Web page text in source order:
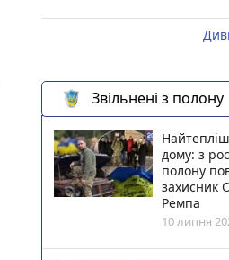
Звільнені з полону
дому: з
полону
захисник
Ремпа
10 липня